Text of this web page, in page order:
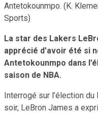
Antetokounmpo. (K.
Sports)
La star des Lakers
apprécié d’avoir été si
Antetokounmpo dans
saison de NBA.
Interrogé sur l’élection
soir, LeBron James a